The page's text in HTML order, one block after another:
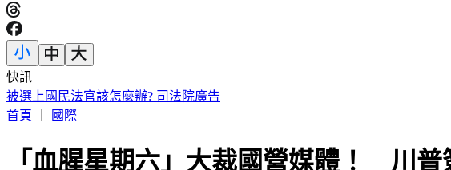
快訊
高雄金獅湖驚悚掛男屍！「衣著整齊」身分曝 民眾目擊嚇壞
首頁
國際
「血腥星期六」大裁國營媒體！ 川普